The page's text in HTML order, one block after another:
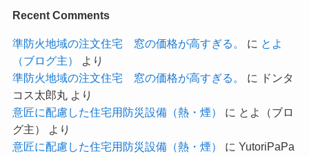
Recent Comments
準防火地域の注文住宅 窓の価格が高すぎる。 に とよ
（ブログ主）
より
準防火地域の注文住宅 窓の価格が高すぎる。
に
ドンタ
コス太郎丸より
意匠に配慮した住宅用防災設備（熱・煙）
に とよ（ブロ
グ主）
より
意匠に配慮した住宅用防災設備（熱・煙）
に YutoriPaPa